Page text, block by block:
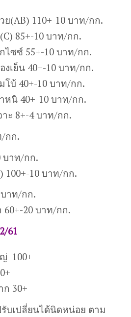
ย(AB) 110+-10 บาท/กก.
85+-10 บาท/กก.
ไซซ์ 55+-10 บาท/กก.
เย็น 40+-10 บาท/กก.
โบ้ 40+-10 บาท/กก.
หนิ 40+-10 บาท/กก.
ะ 8+-4 บาท/กก.
/กก.
บาท/กก.
100+-10 บาท/กก.
าท/กก.
60+-20 บาท/กก.
61
100+
ก 30+
บเปลี่ยนได้นิดหน่อย ตาม